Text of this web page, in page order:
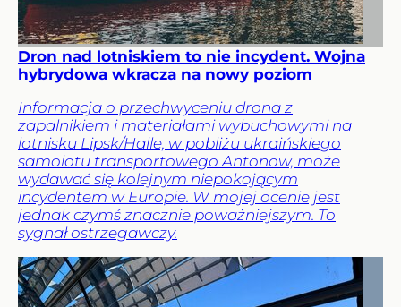
Dron nad lotniskiem to nie incydent. Wojna
hybrydowa wkracza na nowy poziom
Informacja o przechwyceniu drona z
zapalnikiem i materiałami wybuchowymi na
lotnisku Lipsk/Halle, w pobliżu ukraińskiego
samolotu transportowego Antonow, może
wydawać się kolejnym niepokojącym
incydentem w Europie. W mojej ocenie jest
jednak czymś znacznie poważniejszym. To
sygnał ostrzegawczy.